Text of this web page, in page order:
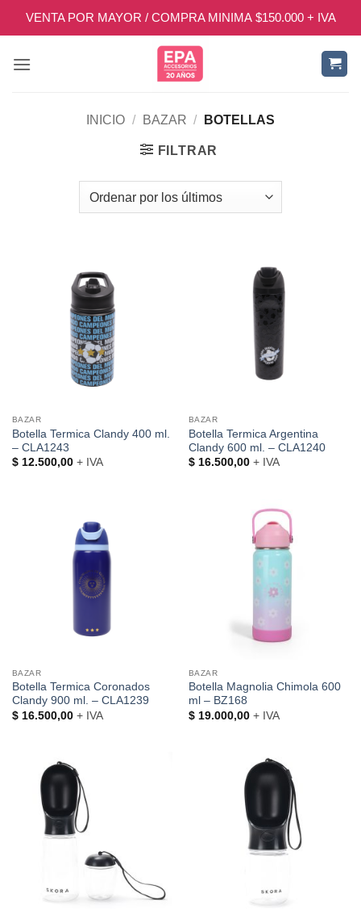
VENTA POR MAYOR / COMPRA MINIMA $150.000 + IVA
INICIO / BAZAR / BOTELLAS
FILTRAR
BAZAR
Botella Termica Clandy 400 ml.
– CLA1243
$12.500,00+ IVA
BAZAR
Botella Termica Argentina
Clandy 600 ml. – CLA1240
$16.500,00+ IVA
BAZAR
Botella Termica Coronados
Clandy 900 ml. – CLA1239
$16.500,00+ IVA
BAZAR
Botella Magnolia Chimola 600
ml – BZ168
$19.000,00+ IVA